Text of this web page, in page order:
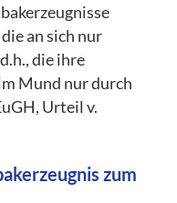
an sich nur
die ihre
Mund nur durch
Urteil v.
zum